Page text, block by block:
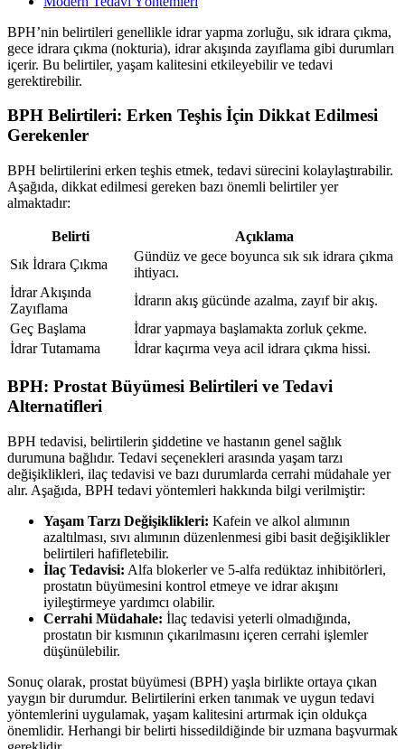
BPH’nin belirtileri genellikle idrar yapma zorluğu, sık idrara çıkma,
gece idrara çıkma (nokturia), idrar akışında zayıflama gibi durumları
içerir. Bu belirtiler, yaşam kalitesini etkileyebilir ve tedavi
gerektirebilir.
BPH Belirtileri: Erken Teşhis İçin Dikkat Edilmesi
Gerekenler
BPH belirtilerini erken teşhis etmek, tedavi sürecini kolaylaştırabilir.
Aşağıda, dikkat edilmesi gereken bazı önemli belirtiler yer
almaktadır:
Belirti
Açıklama
Sık İdrara Çıkma
Gündüz ve gece boyunca sık sık idrara çıkma
ihtiyacı.
İdrar Akışında
Zayıflama
İdrarın akış gücünde azalma, zayıf bir akış.
Geç Başlama
İdrar yapmaya başlamakta zorluk çekme.
İdrar Tutamama
İdrar kaçırma veya acil idrara çıkma hissi.
BPH: Prostat Büyümesi Belirtileri ve Tedavi
Alternatifleri
BPH tedavisi, belirtilerin şiddetine ve hastanın genel sağlık
durumuna bağlıdır. Tedavi seçenekleri arasında yaşam tarzı
değişiklikleri, ilaç tedavisi ve bazı durumlarda cerrahi müdahale yer
alır. Aşağıda, BPH tedavi yöntemleri hakkında bilgi verilmiştir:
Yaşam Tarzı Değişiklikleri: Kafein ve alkol alımının
azaltılması, sıvı alımının düzenlenmesi gibi basit değişiklikler
belirtileri hafifletebilir.
İlaç Tedavisi: Alfa blokerler ve 5-alfa redüktaz inhibitörleri,
prostatın büyümesini kontrol etmeye ve idrar akışını
iyileştirmeye yardımcı olabilir.
Cerrahi Müdahale: İlaç tedavisi yeterli olmadığında,
prostatın bir kısmının çıkarılmasını içeren cerrahi işlemler
düşünülebilir.
Sonuç olarak, prostat büyümesi (BPH) yaşla birlikte ortaya çıkan
yaygın bir durumdur. Belirtilerini erken tanımak ve uygun tedavi
yöntemlerini uygulamak, yaşam kalitesini artırmak için oldukça
önemlidir. Herhangi bir belirti hissedildiğinde bir uzmana başvurmak